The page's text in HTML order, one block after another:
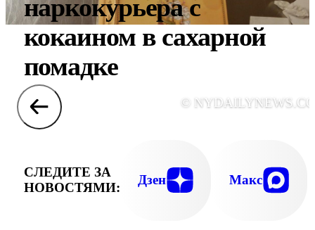
наркокурьера с
кокаином в сахарной
помадке
©
СЛЕДИТЕ ЗА
НОВОСТЯМИ:
Дзен Макс